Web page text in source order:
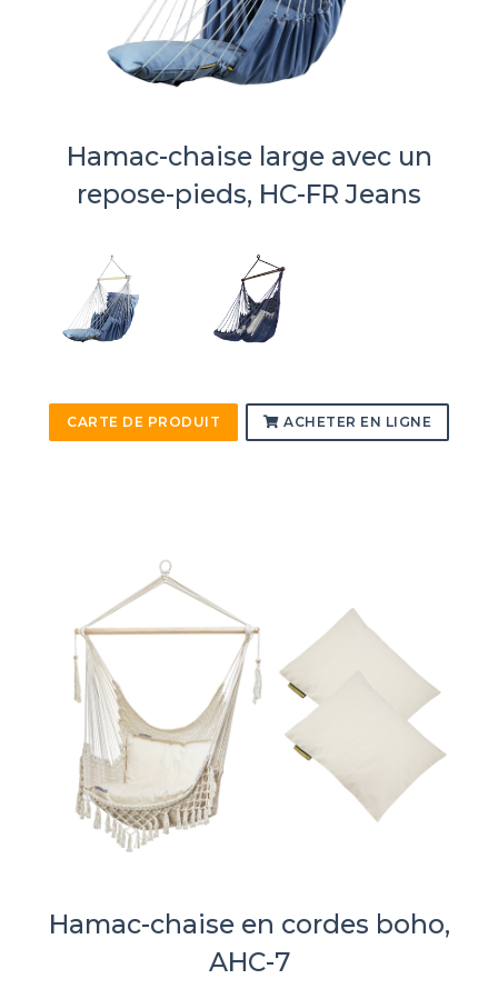
Hamac-chaise large avec un
repose-pieds, HC-FR Jeans
CARTE DE PRODUIT ACHETER EN LIGNE
Hamac-chaise en cordes boho,
AHC-7